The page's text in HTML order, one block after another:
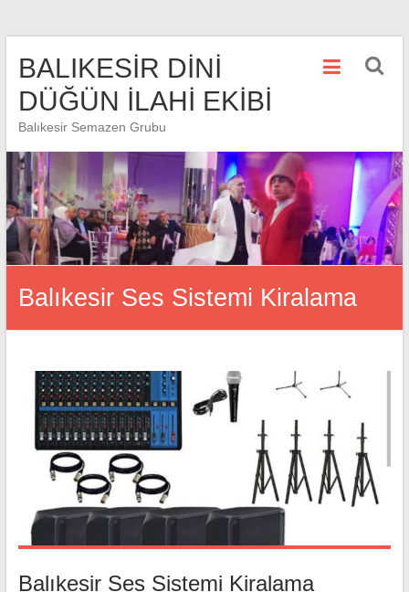
BALIKESİR DİNİ
DÜĞÜN İLAHİ EKİBİ
Balıkesir Semazen Grubu
Balıkesir Ses Sistemi Kiralama
Balıkesir Ses Sistemi Kiralama